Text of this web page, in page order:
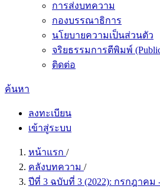
การส่งบทความ
กองบรรณาธิการ
นโยบายความเป็นส่วนตัว
จริยธรรมการตีพิมพ์
ติดต่อ
ค้นหา
ลงทะเบียน
เข้าสู่ระบบ
หน้าแรก /
คลังบทความ /
ปีที่ 3 ฉบับที่ 3 (2022): กรกฎาคม